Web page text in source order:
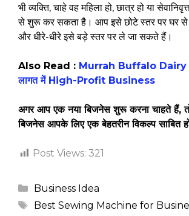
भी व्यक्ति, चाहे वह महिला हो, छात्र हो या
से शुरू कर सकता है। आप इसे छोटे स्तर पर घर
और धीरे-धीरे इसे बड़े स्तर पर ले जा सकते हैं।
Also Read : Murrah Buffalo
लागत में High-Profit Business
अगर आप एक नया बिजनेस शुरू करना चाहते हैं, तो
बिजनेस आपके लिए एक बेहतरीन विकल्प साबित
Post Views: 321
Categories
Business Idea
Tags
Best Sewing Machine for